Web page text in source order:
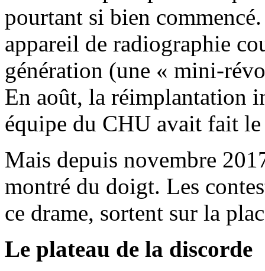
pourtant si bien
appareil de radiographie
génération (une « mini-
En août, la réimplantation
équipe du CHU avait fait le
Mais depuis novembre
montré du doigt. Les
ce drame, sortent sur la
Le plateau de la discorde